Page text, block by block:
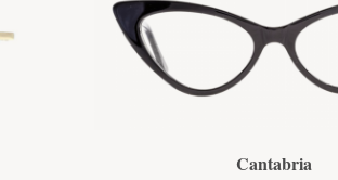
Cantabria